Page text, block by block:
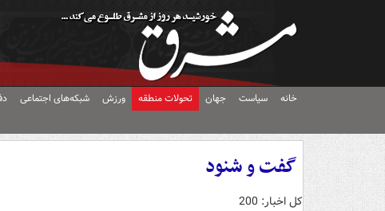
خانه سیاست جهان تحولات منطقه ورزش شبکه‌های اجتماعی
گفت و شنود
کل اخبار: 200